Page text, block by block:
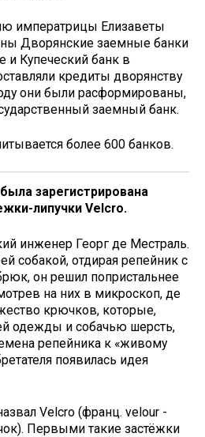
императрицы Елизаветы
Дворянские заемные банки
и Купеческий банк в
кредиты дворянству
они были расформированы,
заемный банк.
более 600 банков.
зарегистрирована
липучки Velcrо.
инженер Георг де Местраль.
собакой, отдирая репейник с
он решил попристальнее
на них в микроскоп, де
крючков, которые,
одежды и собачью шерсть,
репейника к «живому
появилась идея
Velcro (франц. velour -
Первыми такие застёжки